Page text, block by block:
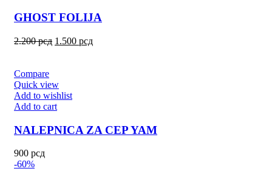
GHOST FOLIJA
2.200рсд 1.500 рсд
Compare
Quick view
Add to wishlist
Add to cart
NALEPNICA ZA CEP YAM
900 рсд
-60%